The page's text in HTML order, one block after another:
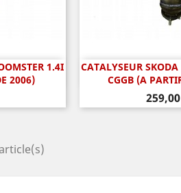
1.4I
2006)
CATALYSEUR
CGGB (A
Prix
Aperçu